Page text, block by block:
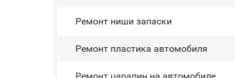
Ремонт ниши запаски
Ремонт пластика автомобиля